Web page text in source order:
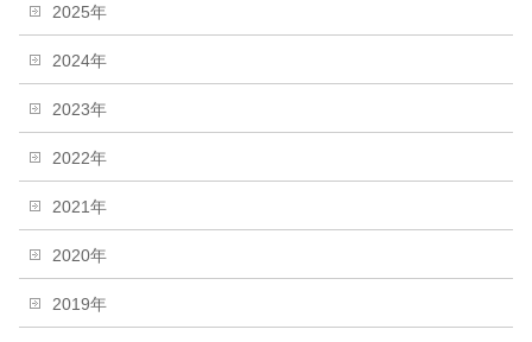
2025年
2024年
2023年
2022年
2021年
2020年
2019年